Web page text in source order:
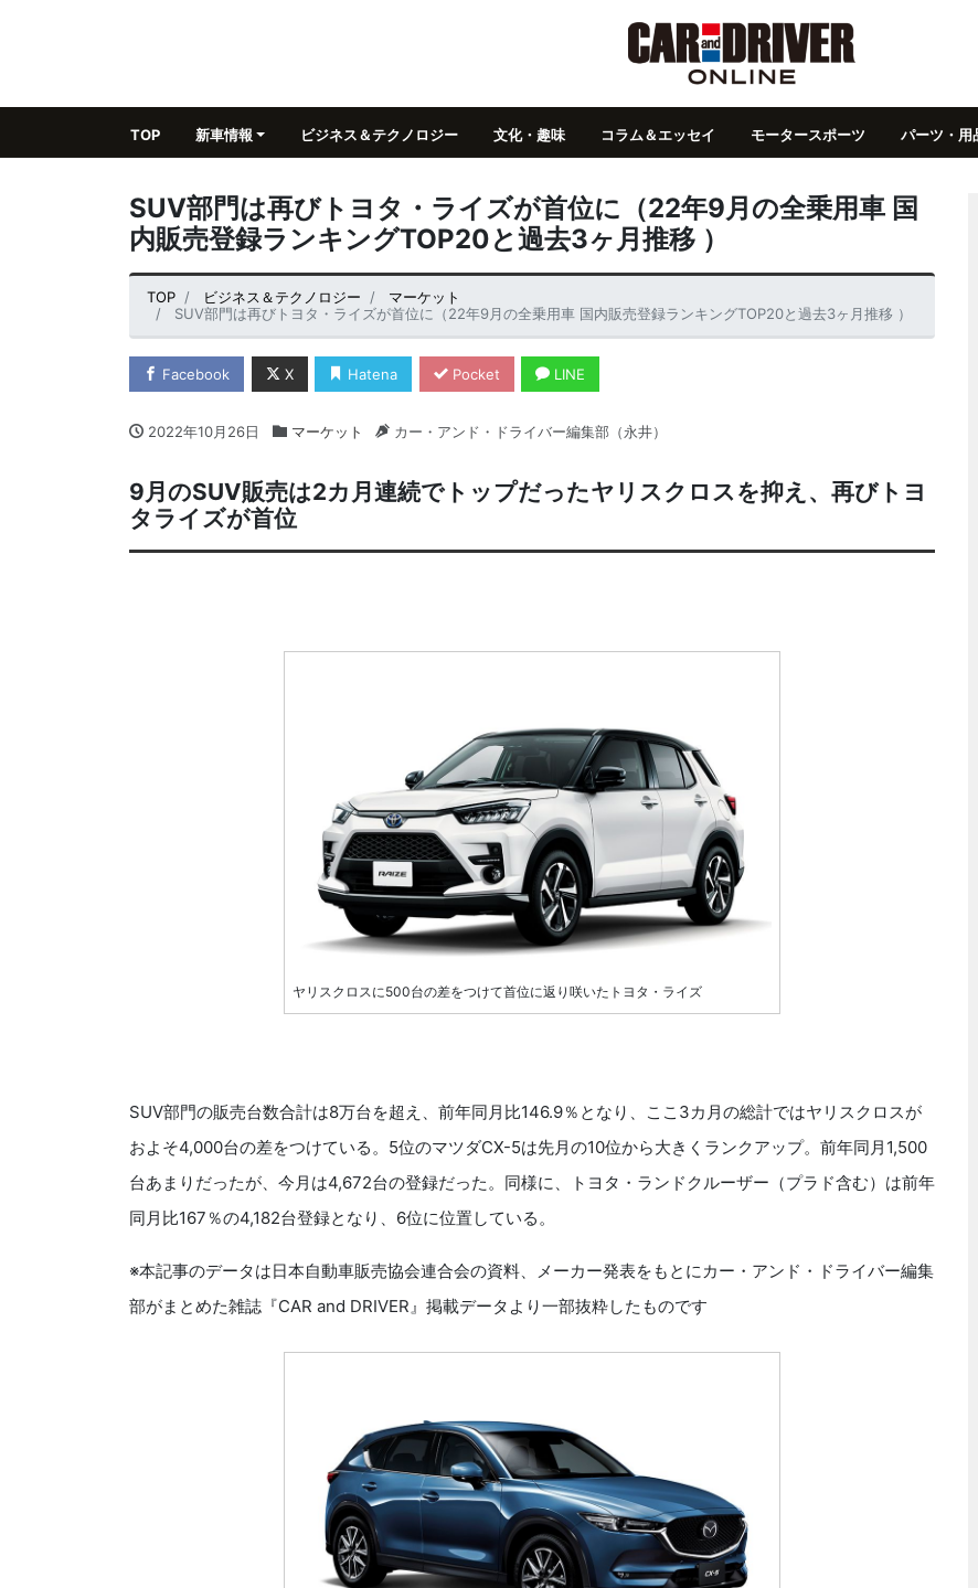
TOP 新車情報 ビジネス＆テクノロジー 文化・趣味 コラム＆エッセイ モータースポーツ パーツ・用
SUV部門は再びトヨタ・ライズが首位に（22年9月の全乗用車 国
内販売登録ランキングTOP20と過去3ヶ月推移 ）
TOP ビジネス＆テクノロジー
マーケット
SUV部門は再びトヨタ・ライズが首位に（22年9月の全乗用車 国内販売登録ランキングTOP20と過去3ヶ月推移 ）
Facebook X Hatena Pocket LINE
2022年10月26日 マーケット カー・アンド・ドライバー編集部（永井）
9月のSUV販売は2カ月連続でトップだったヤリスクロスを抑え、再びトヨ
タライズが首位
ヤリスクロスに500台の差をつけて首位に返り咲いたトヨタ・ライズ
SUV部門の販売台数合計は8万台を超え、前年同月比146.9％となり、ここ3カ月の総計ではヤリスクロスが
およそ4,000台の差をつけている。5位のマツダCX-5は先月の10位から大きくランクアップ。前年同月1,500
台あまりだったが、今月は4,672台の登録だった。同様に、トヨタ・ランドクルーザー（プラド含む）は前年
同月比167％の4,182台登録となり、6位に位置している。
※本記事のデータは日本自動車販売協会連合会の資料、メーカー発表をもとにカー・アンド・ドライバー編集
部がまとめた雑誌『CAR and DRIVER』掲載データより一部抜粋したものです